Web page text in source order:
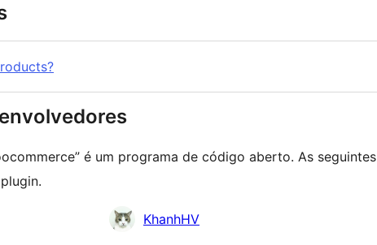
é um programa de código aberto. As seguintes
KhanhHV